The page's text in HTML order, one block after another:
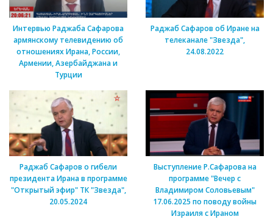
Интервью Раджаба Сафарова
армянскому телевидению об
отношениях Ирана, России,
Армении, Азербайджана и
Турции
Раджаб Сафаров об Иране на
телеканале "Звезда",
24.08.2022
Раджаб Сафаров о гибели
президента Ирана в программе
"Открытый эфир" ТК "Звезда",
20.05.2024
Выступление Р.Сафарова на
программе "Вечер с
Владимиром Соловьевым"
17.06.2025 по поводу войны
Израиля с Ираном